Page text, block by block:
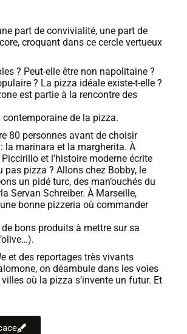
part de convivialité, une part de
croquant dans ce cercle vertueux
? Peut-elle être non napolitaine ?
? La pizza idéale existe-t-elle ?
est partie à la rencontre des
contemporaine de la pizza.
80 personnes avant de choisir
la marinara et la margherita. À
et l’histoire moderne écrite
pas pizza ? Allons chez Bobby, le
un pidé turc, des man’ouchés du
Servan Schreiber. À Marseille,
bonne pizzeria où commander
bons produits à mettre sur sa
et des reportages très vivants
on déambule dans les voies
où la pizza s’invente un futur. Et